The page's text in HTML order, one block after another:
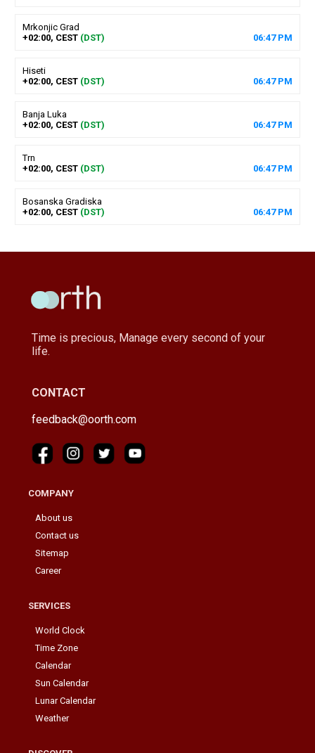
Mrkonjic Grad
+02:00, CEST (DST) 06:47PM
Hiseti
+02:00, CEST (DST) 06:47PM
Banja Luka
+02:00, CEST (DST) 06:47PM
Trn
+02:00, CEST (DST) 06:47PM
Bosanska Gradiska
+02:00, CEST (DST) 06:47PM
Time is precious, Manage every second of your
life.
CONTACT
feedback@oorth.com
COMPANY
About us
Contact us
Sitemap
Career
SERVICES
World Clock
Time Zone
Calendar
Sun Calendar
Lunar Calendar
Weather